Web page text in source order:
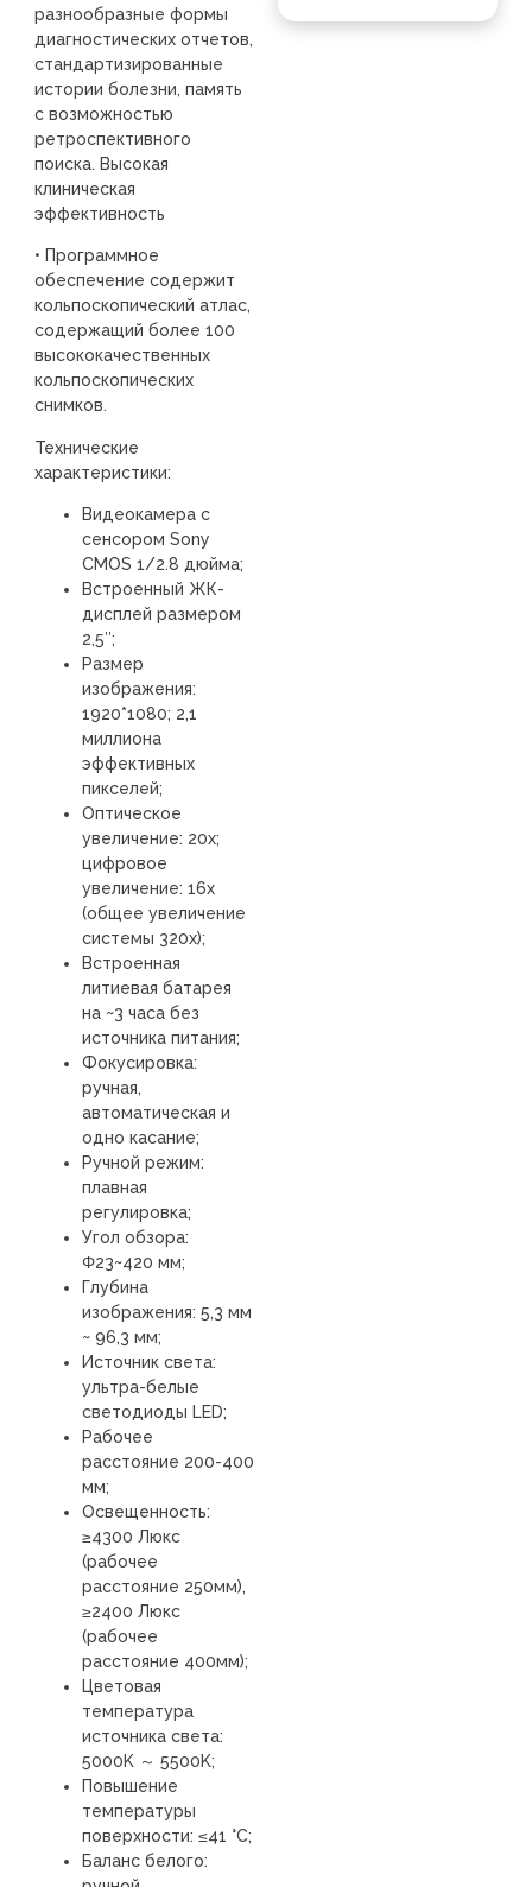
разнообразные формы
диагностических отчетов,
стандартизированные
истории болезни, память
с возможностью
ретроспективного
поиска. Высокая
клиническая
эффективность
• Программное
обеспечение содержит
кольпоскопический атлас,
содержащий более 100
высококачественных
кольпоскопических
снимков.
Технические
характеристики:
Видеокамера с
сенсором Sony
CMOS 1/2.8 дюйма;
Встроенный ЖК-
дисплей размером
2,5″;
Размер
изображения:
1920*1080; 2,1
миллиона
эффективных
пикселей;
Оптическое
увеличение: 20х;
цифровое
увеличение: 16х
(общее увеличение
системы 320х);
Встроенная
литиевая батарея
на ~3 часа без
источника питания;
Фокусировка:
ручная,
автоматическая и
одно касание;
Ручной режим:
плавная
регулировка;
Угол обзора:
Φ23~420 мм;
Глубина
изображения: 5,3 мм
~ 96,3 мм;
Источник света:
ультра-белые
светодиоды LED;
Рабочее
расстояние 200-400
мм;
Освещенность:
≥4300 Люкс
(рабочее
расстояние 250мм),
≥2400 Люкс
(рабочее
расстояние 400мм);
Цветовая
температура
источника света:
5000K ～ 5500K;
Повышение
температуры
поверхности: ≤41 °C;
Баланс белого: